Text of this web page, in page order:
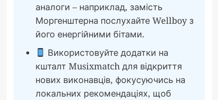
аналоги – наприклад, замість
Моргенштерна послухайте Wellboy з
його енергійними бітами.
Використовуйте додатки на
кшталт Musixmatch для відкриття
нових виконавців, фокусуючись на
локальних рекомендаціях, щоб